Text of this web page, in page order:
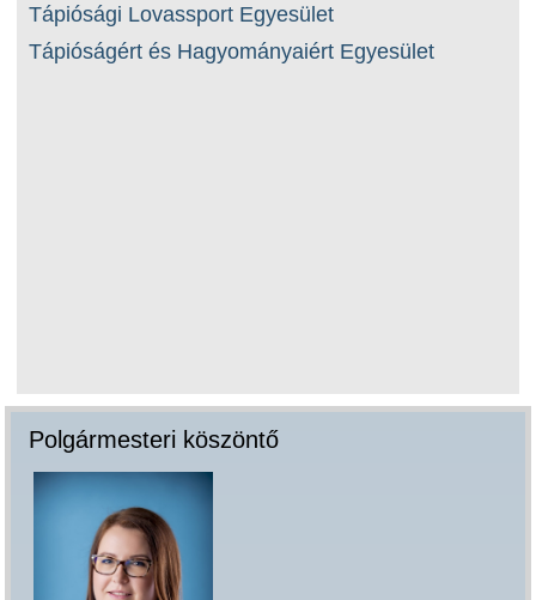
Tápiósági Lovassport Egyesület
Tápióságért és Hagyományaiért Egyesület
Polgármesteri köszöntő